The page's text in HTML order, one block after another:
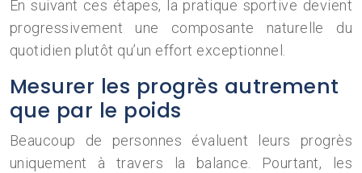
En suivant ces étapes, la pratique sportive devient
progressivement une composante naturelle du
quotidien plutôt qu’un effort exceptionnel.
Mesurer les progrès autrement
que par le poids
Beaucoup de personnes évaluent leurs progrès
uniquement à travers la balance. Pourtant, les